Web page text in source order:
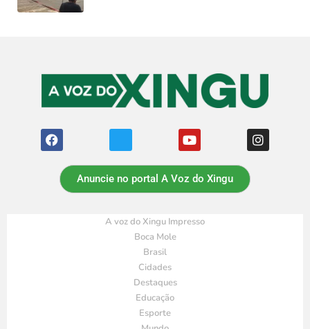
Anuncie no portal A Voz do Xingu
A voz do Xingu Impresso
Boca Mole
Brasil
Cidades
Destaques
Educação
Esporte